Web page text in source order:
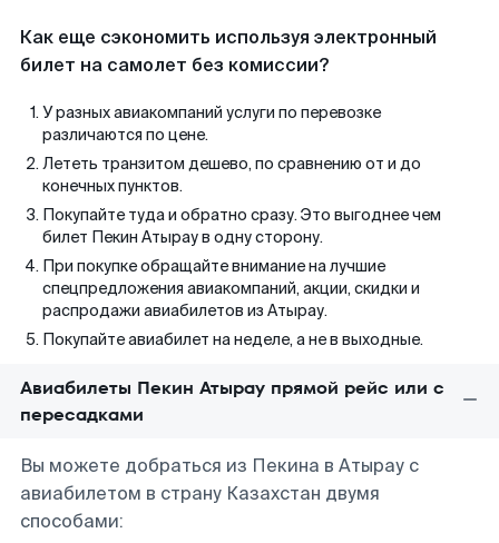
Как еще сэкономить используя электронный
билет на самолет без комиссии?
У разных авиакомпаний услуги по перевозке
различаются по цене.
Лететь транзитом дешево, по сравнению от и до
конечных пунктов.
Покупайте туда и обратно сразу. Это выгоднее чем
билет Пекин Атырау в одну сторону.
При покупке обращайте внимание на лучшие
спецпредложения авиакомпаний, акции, скидки и
распродажи авиабилетов из Атырау.
Покупайте авиабилет на неделе, а не в выходные.
Авиабилеты Пекин Атырау прямой рейс или с
пересадками
Вы можете добраться из Пекина в Атырау с
авиабилетом в страну Казахстан двумя
способами: